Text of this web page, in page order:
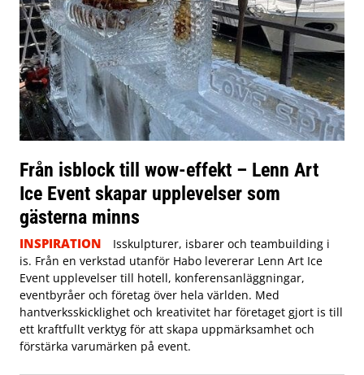
Från isblock till wow-effekt – Lenn Art
Ice Event skapar upplevelser som
gästerna minns
INSPIRATION
Isskulpturer, isbarer och teambuilding i
is. Från en verkstad utanför Habo levererar Lenn Art Ice
Event upplevelser till hotell, konferensanläggningar,
eventbyråer och företag över hela världen. Med
hantverksskicklighet och kreativitet har företaget gjort is till
ett kraftfullt verktyg för att skapa uppmärksamhet och
förstärka varumärken på event.